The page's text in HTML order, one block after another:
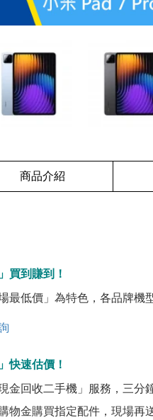
商品介紹
買到賺到！
最低價」為特色，各品牌機
快速估價！
金回收二手機」服務，三
物金購買指定配件，現場再